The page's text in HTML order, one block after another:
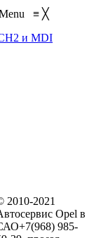
≡ ╳
и MDI
2010-2021
Opel в
985-